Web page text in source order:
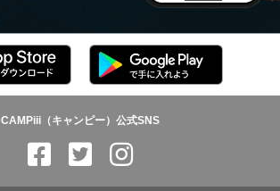
CAMPiii（キャンピー）公式SNS